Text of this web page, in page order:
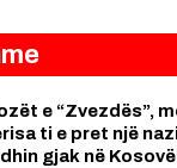
e “Zvezdës”,
ti e pret një
gjak në